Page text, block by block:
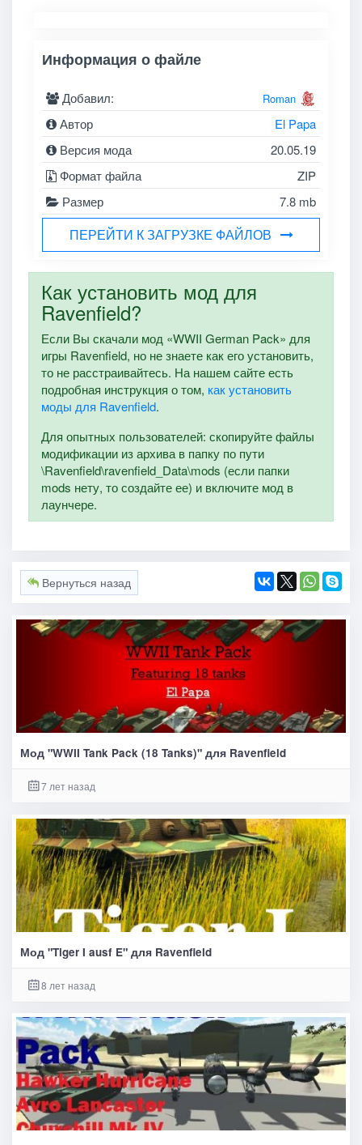
Информация о файле
Добавил: Roman
Автор
El Papa
Версия мода
20.05.19
Формат файла
ZIP
Размер
7.8 mb
ПЕРЕЙТИ К ЗАГРУЗКЕ ФАЙЛОВ
Как установить мод для
Ravenfield?
Если Вы скачали мод «WWII German Pack» для
игры Ravenfield, но не знаете как его установить,
то не расстраивайтесь. На нашем сайте есть
подробная инструкция о том, как установить
моды для Ravenfield.
Для опытных пользователей: скопируйте файлы
модификации из архива в папку по пути
\Ravenfield\ravenfield_Data\mods (если папки
mods нету, то создайте ее) и включите мод в
лаунчере.
Вернуться назад
Мод "WWII Tank Pack (18 Tanks)" для Ravenfield
7 лет назад
Мод "Tiger I ausf E" для Ravenfield
8 лет назад